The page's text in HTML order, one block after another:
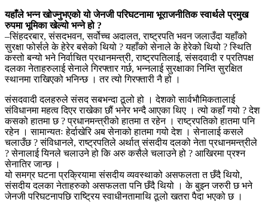
यहाँले भन्न खोज्नुभएको यो जेनजी परिघटनामा भूराजनीतिक स्वार्थले प्रमुख
रुपमा भूमिका खेल्यो भन्ने हो ?
–सिंहदरबार, संसदभवन, सर्वोच्च अदालत, राष्ट्रपति भवन जलाउँदा यहाँको
सुरक्षा फोर्सले के हेरेर बसेको थियो ? यहाँको सेनाले के हेरेको थियो ? स्थिति
कस्तो बन्यो भने निर्वाचित प्रधानमन्त्री, राष्ट्रपतिलाई, संसदवादी र प्रतिपक्ष
दलका नेताहरुलाई सेनाले गिरफ्तार गर्छ, भन्नलाई सुरक्षाका निम्ति सुरक्षित
स्थानमा राखिएको भनिन्छ । तर त्यो गिरफ्तारी नै हो ।
संसदवादी दलहरुले संसद सबभन्दा ठूलो हो । देशको सार्वभौमिकतालाई
संविधानमा महत्व दिएर राखेका छौं भनेर भन्दै आएका थिए । त्यो कहाँ गयो ? देश
कसको हातमा छ ? प्रधानमन्त्रीको हातमा त रहेन । राष्ट्रपतिको हातमा पनि
रहेन । सामान्यतः हेर्दाखेरि अब सेनाको हातमा गयो देश । सेनालाई कसले
चलाउँछ ? संविधानले, राष्ट्रपतिले अर्थात् संसदीय दलको नेता प्रधानमन्त्रीले
? सेनालाई यिनले चलाउने हो कि अरु कसैले चलाउने हो ? आखिरमा प्रश्न
सेनातिर जान्छ ।
यो समग्र घटना प्रक्रियामा संसदीय व्यवस्थाको असफलता त छँदै थियो,
संसदीय दलका नेताहरुको असफलता पनि छँदै थियो । के बुझ्न जरुरी छ भने
जेनजी परिघटनापछि राष्ट्रिय स्वाधीनतामाथि ठूलो खतरा पैदा भएको छ ।